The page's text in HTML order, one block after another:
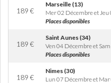
189 €
Marseille (13)
Mer 02 Décembre et
Places disponibles
189 €
Saint Aunes (34)
Ven 04 Décembre et
Places disponibles
189 €
Nimes (30)
Lun 07 Décembre et